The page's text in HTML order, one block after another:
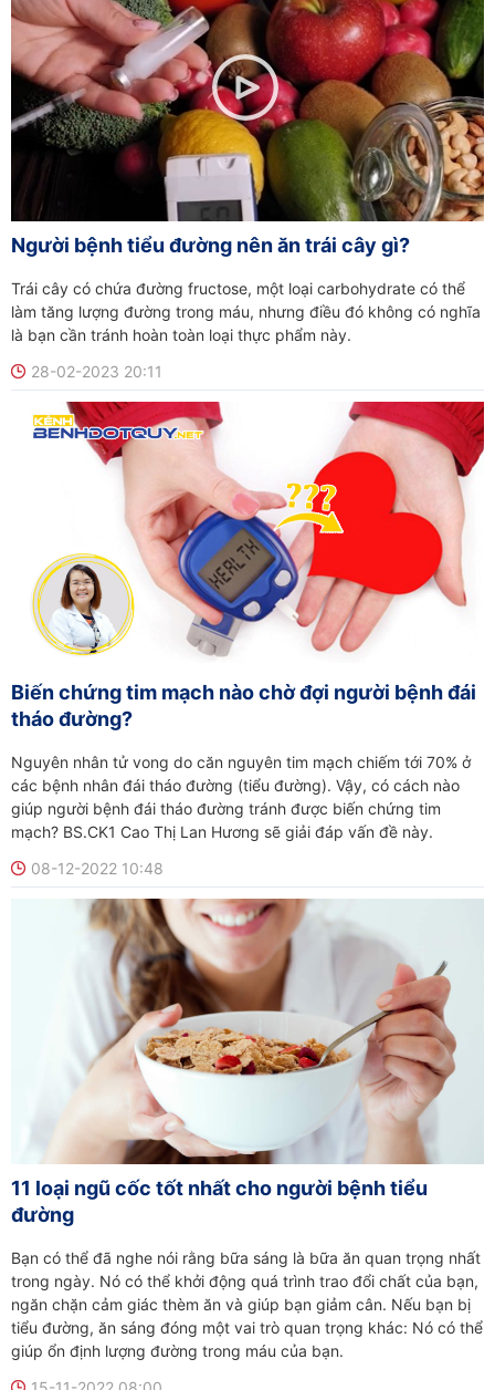
Người bệnh tiểu đường nên ăn trái cây gì?
Trái cây có chứa đường fructose, một loại carbohydrate có thể
làm tăng lượng đường trong máu, nhưng điều đó không có nghĩa
là bạn cần tránh hoàn toàn loại thực phẩm này.
28-02-2023 20:11
Biến chứng tim mạch nào chờ đợi người bệnh đái
tháo đường?
Nguyên nhân tử vong do căn nguyên tim mạch chiếm tới 70% ở
các bệnh nhân đái tháo đường (tiểu đường). Vậy, có cách nào
giúp người bệnh đái tháo đường tránh được biến chứng tim
mạch? BS.CK1 Cao Thị Lan Hương sẽ giải đáp vấn đề này.
08-12-2022 10:48
11 loại ngũ cốc tốt nhất cho người bệnh tiểu
đường
Bạn có thể đã nghe nói rằng bữa sáng là bữa ăn quan trọng nhất
trong ngày. Nó có thể khởi động quá trình trao đổi chất của bạn,
ngăn chặn cảm giác thèm ăn và giúp bạn giảm cân. Nếu bạn bị
tiểu đường, ăn sáng đóng một vai trò quan trọng khác: Nó có thể
giúp ổn định lượng đường trong máu của bạn.